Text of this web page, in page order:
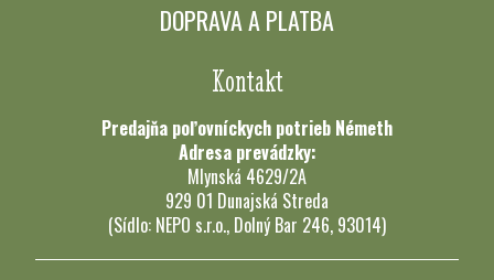
DOPRAVA A PLATBA
Kontakt
Predajňa poľovníckych potrieb Németh
Adresa prevádzky:
Mlynská 4629/2A
929 01 Dunajská Streda
(Sídlo: NEPO s.r.o., Dolný Bar 246, 93014)